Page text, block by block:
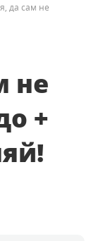
да сам не
не
+